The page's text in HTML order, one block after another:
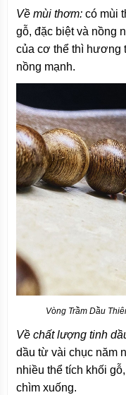
Về mùi thơm: có mùi
gỗ, đặc biệt và nồng
của cơ thể thì hương
nồng mạnh.
Vòng Trầm Dầu
Về chất lượng tinh
dầu từ vài chục năm
nhiều thể tích khối
chìm xuống.